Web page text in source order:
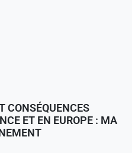
CONSÉQUENCES
ET EN EUROPE : MA